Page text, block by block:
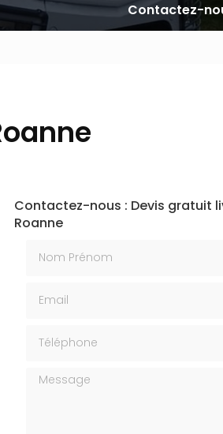
Contactez-
Contactez-nous : Devis gratuit
Roanne
Message